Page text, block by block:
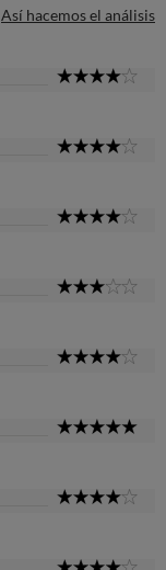
Así hacemos el análisis